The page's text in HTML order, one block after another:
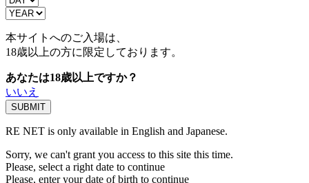
本サイトへのご入場は、
18歳以上の方に限定しております。
あなたは18歳以上ですか？
いいえ
RE NET is only available in English and Japanese.
Sorry, we can't grant you access to this site this time.
Please, select a right date to continue
Please, enter your date of birth to continue